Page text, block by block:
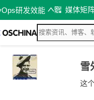
研发效能 媒体矩
雪
这